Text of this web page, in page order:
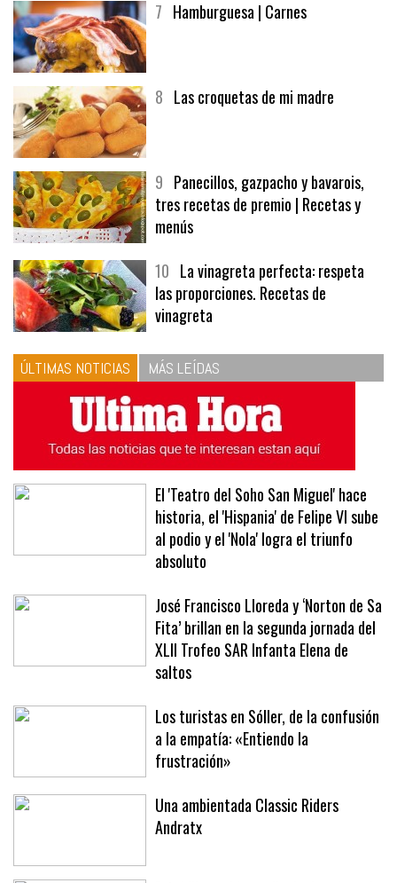
9Panecillos, gazpacho y bavarois,
tres recetas de premio | Recetas y
menús
10La vinagreta perfecta: respeta
las proporciones. Recetas de
vinagreta
ÚLTIMAS NOTICIAS MÁS LEÍDAS
El 'Teatro del Soho San Miguel' hace
historia, el 'Hispania' de Felipe VI sube
al podio y el 'Nola' logra el triunfo
absoluto
José Francisco Lloreda y ‘Norton de Sa
Fita’ brillan en la segunda jornada del
XLII Trofeo SAR Infanta Elena de
saltos
Los turistas en Sóller, de la confusión
a la empatía: «Entiendo la
frustración»
Una ambientada Classic Riders